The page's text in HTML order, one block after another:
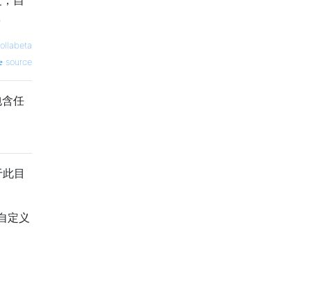
source
任
目
定义